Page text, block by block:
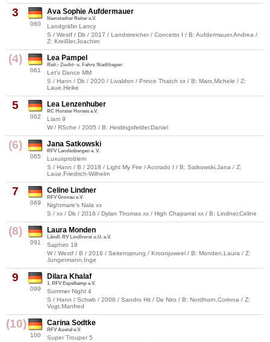
3
060
Ava Sophie Aufdermauer
Nienstedter Reiter e.V.
Landgräfin Lancy
S / Westf / Db / 2017 / Landstreicher / Concetto I / B: Aufdermauer,Andrea /
Z: Kreißler,Joachim
(4)
061
Lea Pampel
Reit,- Zucht- u. Fahrv. Stadthagen
Let's Dance MM
S / Hann / Db / 2020 / Livaldon / Prince Thatch xx / B: Marx,Michele / Z:
Laue,Heike
5
062
Lea Lenzenhuber
RC Horster Horses e.V.
Liam 9
W / RSche / 2005 / B: Heidingsfelder,Daniel
(6)
065
Jana Satkowski
RFV Landesbergen e. V.
Luxusproblem
S / Hann / B / 2018 / Light My Fire / Acorado I / B: Satkowski,Jana / Z:
Laue,Friedrich-Wilhelm
7
069
Celine Lindner
RFV Gronau e.V.
Nightmare's Nala xx
S / xx / Db / 2016 / Dylan Thomas xx / High Chaparral xx / B: Lindner,Celine
(8)
091
Laura Monden
Ländl. RV Lindhorst u.U. e.V.
Saphiro 18
W / Westf / B / 2016 / Seitensprung / Kroonjuweel / B: Monden,Laura / Z:
Jungermann,Inge
9
099
Dilara Khalaf
1. RFV Espelkamp e.V.
Summer Night 4
S / Hann / Schwb / 2006 / Sandro Hit / De Niro / B: Nordhorn,Corinna / Z:
Vogt,Manfred
(10)
100
Carina Sodtke
RFV Auetal e.V.
Super Trouper 5